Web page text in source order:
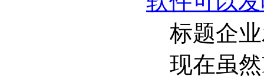
标题企
现在虽